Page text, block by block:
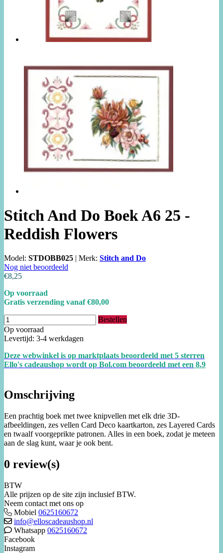
Stitch And Do Boek A6 25 -
Reddish Flowers
Model: STDOBB025 | Merk: Stitch and Do
Nog niet beoordeeld
€8,25
Op voorraad
Gratis verzending vanaf €80,00
Bestellen
Op voorraad
Levertijd: 3-4 werkdagen
Deze webwinkel is op marktplaats beoordeeld met 5 sterren
Ello's cadeaushop wordt op Bol.com beoordeeld met een 8.9
Omschrijving
Een prachtig boek met twee knipvellen met elk drie 3D-
afbeeldingen, zes vellen Card Deco kaartkarton, zes Layered Cards
en twaalf voorgeprikte patronen. Alles in een boek, zodat je meteen
aan de slag kunt, waar je ook bent.
0 review(s)
BTW
Alle prijzen op de site zijn inclusief BTW.
Neem contact met ons op
Mobiel 0625160672
info@elloscadeaushop.nl
Whatsapp 0625160672
Facebook
Instagram